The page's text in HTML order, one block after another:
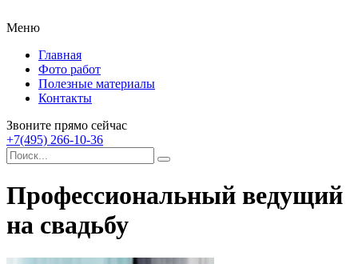
Меню
Главная
Фото работ
Полезные материалы
Контакты
Звоните прямо сейчас
+7(495) 266-10-36
Профессиональный ведущий
на свадьбу